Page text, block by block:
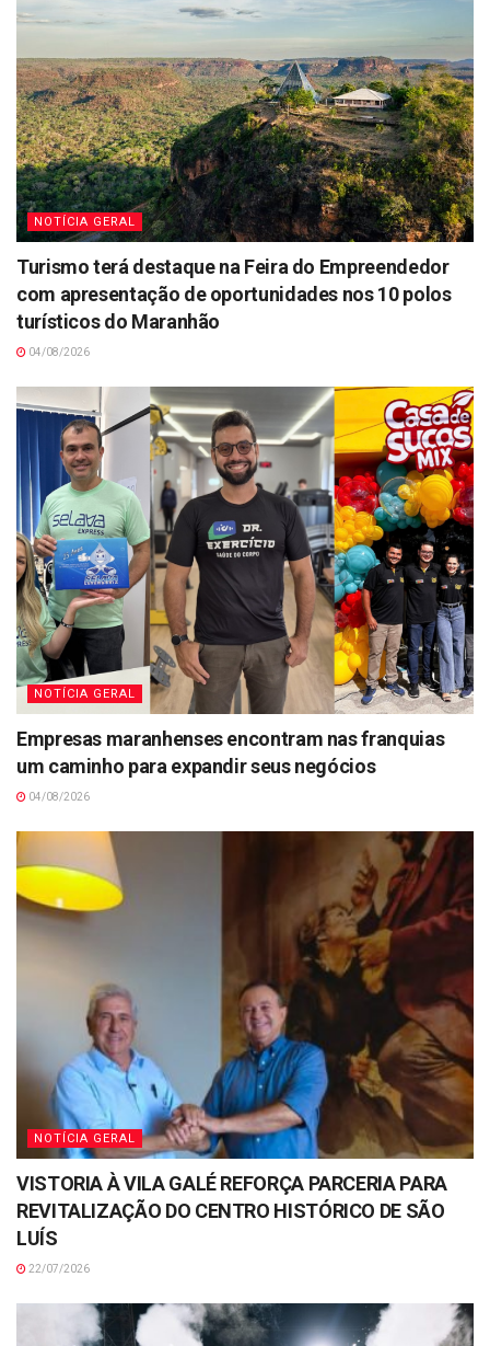
NOTÍCIA GERAL
Turismo terá destaque na Feira do Empreendedor
com apresentação de oportunidades nos 10 polos
turísticos do Maranhão
04/08/2026
NOTÍCIA GERAL
Empresas maranhenses encontram nas franquias
um caminho para expandir seus negócios
04/08/2026
NOTÍCIA GERAL
VISTORIA À VILA GALÉ REFORÇA PARCERIA PARA
REVITALIZAÇÃO DO CENTRO HISTÓRICO DE SÃO
LUÍS
22/07/2026